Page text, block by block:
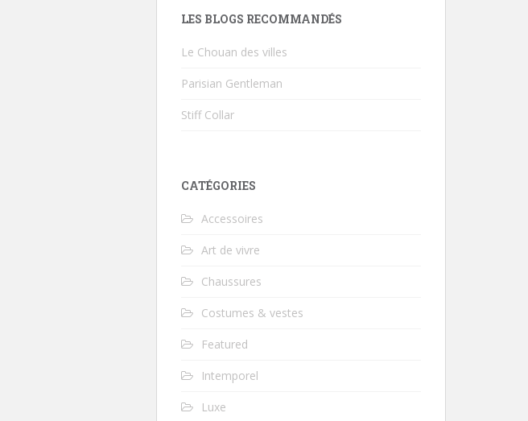
LES BLOGS RECOMMANDÉS
Le Chouan des villes
Parisian Gentleman
Stiff Collar
CATÉGORIES
Accessoires
Art de vivre
Chaussures
Costumes & vestes
Featured
Intemporel
Luxe